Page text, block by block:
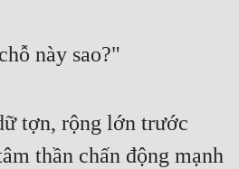
này sao?"
tợn, rộng lớn trước
thần chấn động mạnh